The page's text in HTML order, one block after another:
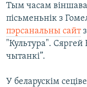
Тым часам
пісьменьнік з
пэрсанальны сайт
"Культура". Сяргей
чытанкі”.
У беларускім